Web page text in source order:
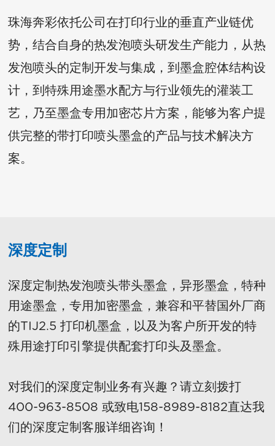
珠海奔彩依托公司在打印行业的垂直产业链优
势，结合自身的热发泡喷头研发生产能力，从热
发泡喷头的定制开发与集成，到墨盒腔体结构设
计，到特殊用途墨水配方与行业领先的灌装工
艺，乃至墨盒专用加密芯片方案，能够为客户提
供完整的带打印喷头墨盒的产品与技术解决方
案。
深度定制
深度定制热发泡喷头带头墨盒，异形墨盒，特种
用途墨盒，专用加密墨盒，兼容和平替国外厂商
的TIJ2.5 打印机墨盒，以及为客户所开发的特
殊用途打印引擎提供配套打印头及墨盒。
对我们的深度定制业务有兴趣？请立刻拨打
400-963-8508 或致电158-8989-8182 直达我
们的深度定制客服详细咨询！